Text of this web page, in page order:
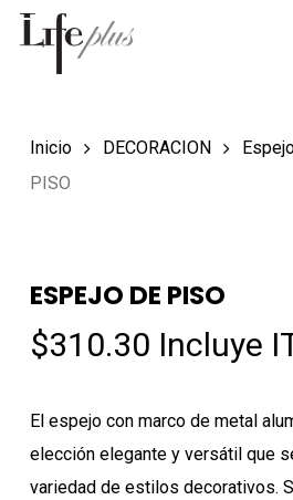
Skip
Búsqueda
productos
Inicio DECORACION
PISO
ESPEJO DE PISO
$310.30 Incluye
El espejo con marco de metal
elección elegante y versátil que
variedad de estilos decorativos.